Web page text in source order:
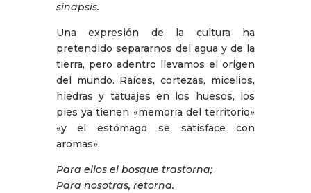
sinapsis.
Una expresión de la cultura ha
pretendido separarnos del agua y de la
tierra, pero adentro llevamos el origen
del mundo. Raíces, cortezas, micelios,
hiedras y tatuajes en los huesos, los
pies ya tienen «memoria del territorio»
«y el estómago se satisface con
aromas».
Para ellos el bosque trastorna;
Para nosotras, retorna.